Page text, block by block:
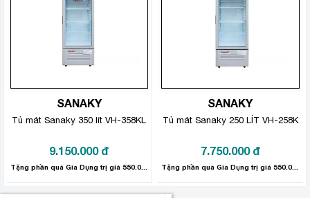
SANAKY
Tủ mát Sanaky 350 lít VH-358KL
9.150.000 đ
SANAKY
Tủ mát Sanaky 250 LÍT VH-258K
7.750.000 đ